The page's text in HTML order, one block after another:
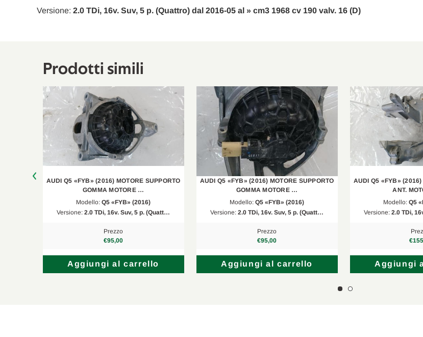
Versione: 2.0 TDi, 16v. Suv, 5 p. (Quattro) dal 2016-05 al » cm3 1968 cv 190 valv. 16 (D)
Prodotti simili
AUDI Q5 «FYB» (2016) MOTORE SUPPORTO
GOMMA MOTORE …
Modello: Q5 «FYB» (2016)
Versione: 2.0 TDi, 16v. Suv, 5 p. (Quatt…
Prezzo
€95,00
Aggiungi al carrello
AUDI Q5 «FYB» (2016) MOTORE SUPPORTO
GOMMA MOTORE …
Modello: Q5 «FYB» (2016)
Versione: 2.0 TDi, 16v. Suv, 5 p. (Quatt…
Prezzo
€95,00
Aggiungi al carrello
AUDI Q5 «FYB» (2016)
ANT.
Modello: Q5
Versione: 2.0 TDi,
Aggiungi